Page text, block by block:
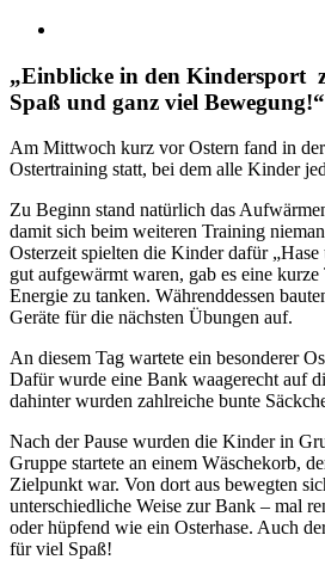
Bild
„Einblicke in den Kindersport
Spaß und ganz viel Bewegung!“
Am Mittwoch kurz vor Ostern fand in
Ostertraining statt, bei dem alle Kinder
Zu Beginn stand natürlich das
damit sich beim weiteren Training
Osterzeit spielten die Kinder dafür „Hase
gut aufgewärmt waren, gab es eine
Energie zu tanken. Währenddessen
Geräte für die nächsten Übungen auf.
An diesem Tag wartete ein besonderer
Dafür wurde eine Bank waagerecht auf
dahinter wurden zahlreiche bunte
Nach der Pause wurden die Kinder in
Gruppe startete an einem Wäschekorb,
Zielpunkt war. Von dort aus bewegten
unterschiedliche Weise zur Bank – mal
oder hüpfend wie ein Osterhase. Auch
für viel Spaß!